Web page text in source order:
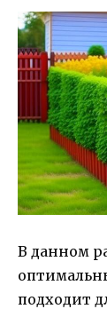
В данном
подходит